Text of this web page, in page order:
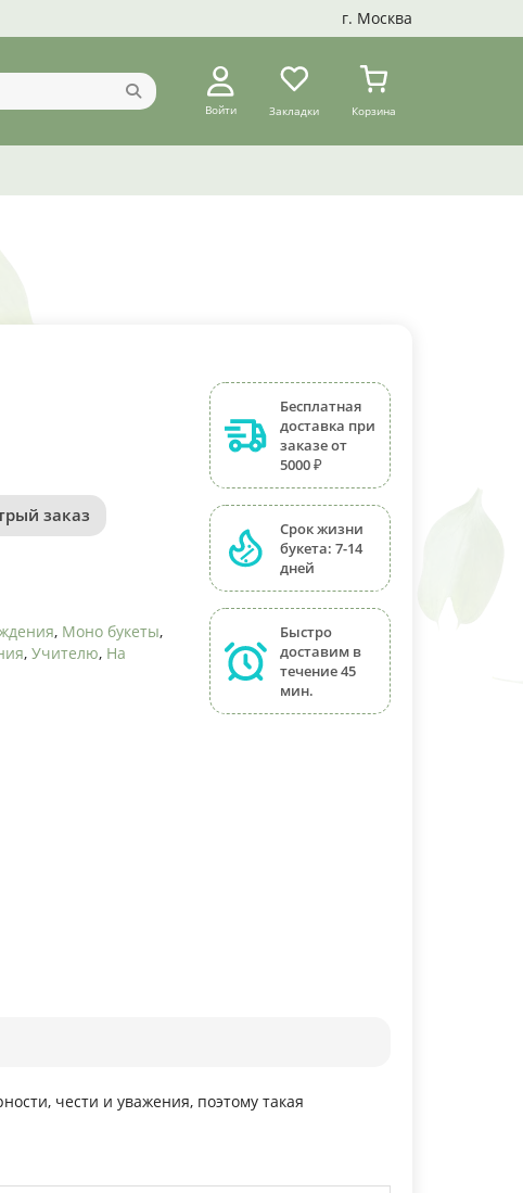
г. Москва
Войти Закладки Корзина
заказ
, Моно букеты,
, Учителю, На
Бесплатная
доставка при
заказе от
5000 ₽
Срок жизни
букета: 7-14
дней
Быстро
доставим в
течение 45
мин.
чести и уважения, поэтому такая